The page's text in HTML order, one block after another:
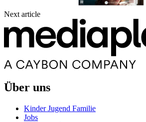
Next article
Über uns
Kinder Jugend Familie
Jobs